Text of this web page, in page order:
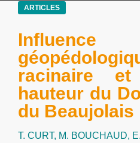
Navigation
Sidebar
ARTICLES
racinaire
hauteur du
du Beaujolais
T. CURT, M. BOUCHAUD,